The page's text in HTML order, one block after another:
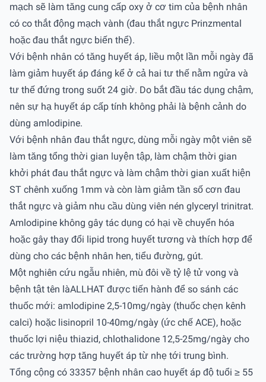
mạch sẽ làm tăng cung cấp oxy ở cơ tim của bệnh nhân
có co thắt động mạch vành (đau thắt ngực Prinzmental
hoặc đau thắt ngực biến thể).
Với bệnh nhân có tăng huyết áp, liều một lần mỗi ngày đã
làm giảm huyết áp đáng kể ở cả hai tư thế nằm ngửa và
tư thế đứng trong suốt 24 giờ. Do bắt đầu tác dụng chậm,
nên sự hạ huyết áp cấp tính không phải là bệnh cảnh do
dùng amlodipine.
Với bệnh nhân đau thắt ngực, dùng mỗi ngày một viên sẽ
làm tăng tổng thời gian luyện tập, làm chậm thời gian
khởi phát đau thắt ngực và làm chậm thời gian xuất hiện
ST chênh xuống 1mm và còn làm giảm tần số cơn đau
thắt ngực và giảm nhu cầu dùng viên nén glyceryl trinitrat.
Amlodipine không gây tác dụng có hại về chuyển hóa
hoặc gây thay đổi lipid trong huyết tương và thích hợp để
dùng cho các bệnh nhân hen, tiểu đường, gút.
Một nghiên cứu ngẫu nhiên, mù đôi về tỷ lệ tử vong và
bệnh tật tên làALLHAT được tiến hành để so sánh các
thuốc mới: amlodipine 2,5-10mg/ngày (thuốc chẹn kênh
calci) hoặc lisinopril 10-40mg/ngày (ức chế ACE), hoặc
thuốc lợi niệu thiazid, chlothalidone 12,5-25mg/ngày cho
các trường hợp tăng huyết áp từ nhẹ tới trung bình.
Tổng cộng có 33357 bệnh nhân cao huyết áp độ tuổi ≥ 55